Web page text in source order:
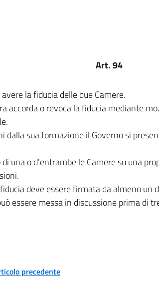
Art. 94
la fiducia delle due Camere.
accorda o revoca la fiducia mediante
dalla sua formazione il Governo si
una o d'entrambe le Camere su una
deve essere firmata da almeno un
essere messa in discussione prima di
precedente